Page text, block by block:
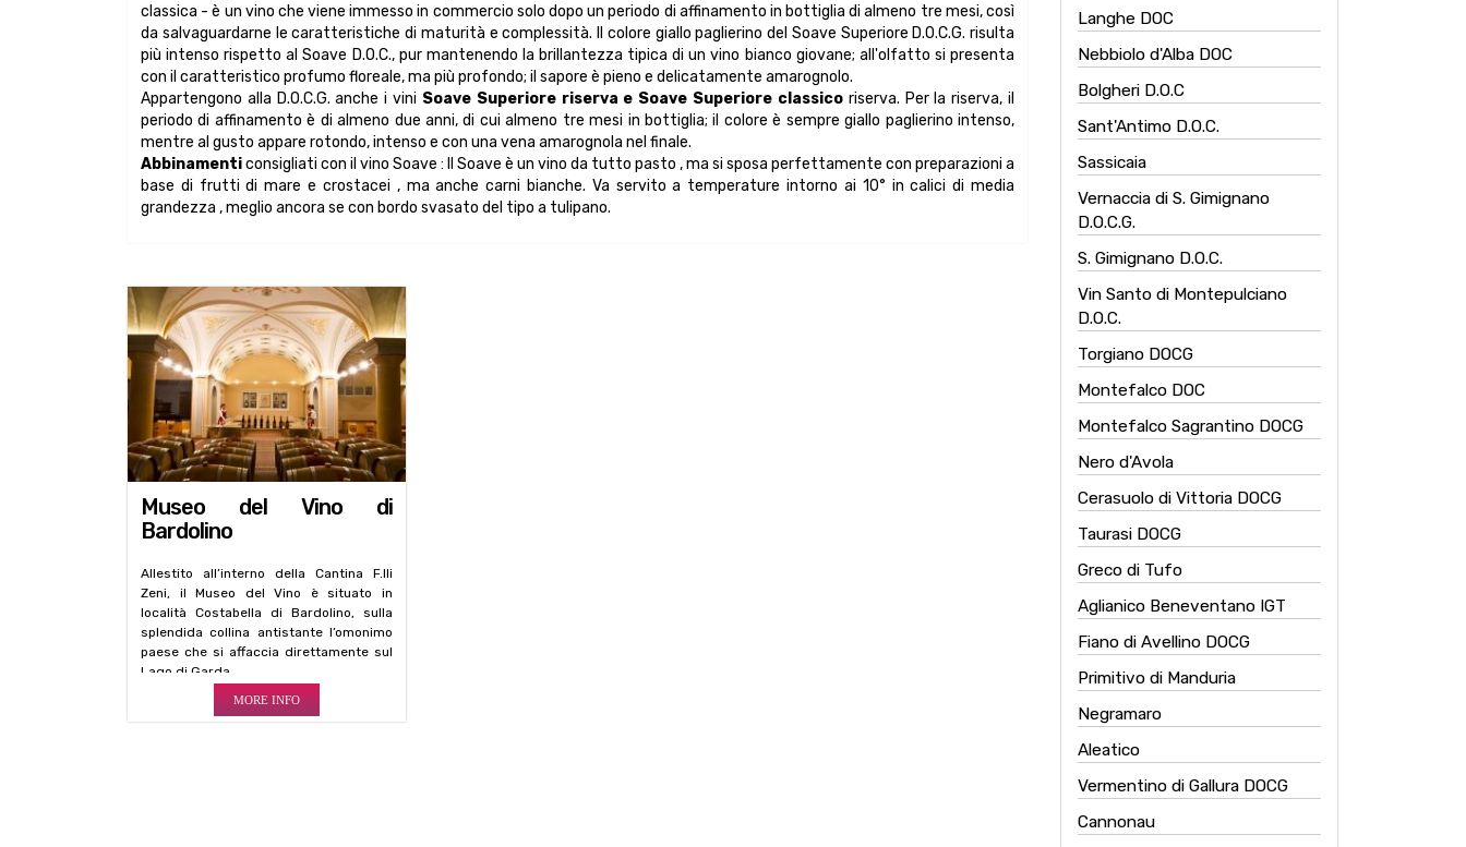
classica - è un vino che viene immesso in commercio solo dopo un periodo di affinamento in bottiglia di almeno tre mesi, così
da salvaguardarne le caratteristiche di maturità e complessità. Il colore giallo paglierino del Soave Superiore D.O.C.G. risulta
più intenso rispetto al Soave D.O.C., pur mantenendo la brillantezza tipica di un vino bianco giovane; all'olfatto si presenta
con il caratteristico profumo floreale, ma più profondo; il sapore è pieno e delicatamente amarognolo.
Appartengono alla D.O.C.G. anche i vini Soave Superiore riserva e Soave Superiore classicoriserva. Per la riserva, il
periodo di affinamento è di almeno due anni, di cui almeno tre mesi in bottiglia; il colore è sempre giallo paglierino intenso,
mentre al gusto appare rotondo, intenso e con una vena amarognola nel finale.
Abbinamenticonsigliati con il vino Soave : Il Soave è un vino da tutto pasto , ma si sposa perfettamente con preparazioni a
base di frutti di mare e crostacei , ma anche carni bianche. Va servito a temperature intorno ai 10° in calici di media
grandezza , meglio ancora se con bordo svasato del tipo a tulipano.
Museo del Vino di
Bardolino
Allestito all’interno della Cantina F.lli
Zeni, il Museo del Vino è situato in
località Costabella di Bardolino, sulla
splendida collina antistante l’omonimo
paese che si affaccia direttamente sul
Lago di Garda.
MORE INFO
Langhe DOC
Nebbiolo d'Alba DOC
Bolgheri D.O.C
Sant'Antimo D.O.C.
Sassicaia
Vernaccia di S. Gimignano
D.O.C.G.
S. Gimignano D.O.C.
Vin Santo di Montepulciano
D.O.C.
Torgiano DOCG
Montefalco DOC
Montefalco Sagrantino DOCG
Nero d'Avola
Cerasuolo di Vittoria DOCG
Taurasi DOCG
Greco di Tufo
Aglianico Beneventano IGT
Fiano di Avellino DOCG
Primitivo di Manduria
Negramaro
Aleatico
Vermentino di Gallura DOCG
Cannonau